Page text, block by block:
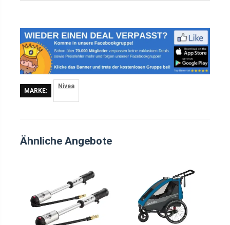
MARKE:
Nivea
Ähnliche Angebote